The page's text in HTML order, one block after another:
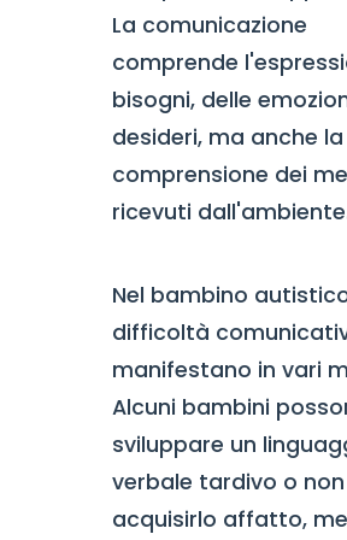
La comunicazione
comprende
bisogni, delle
desideri, ma anche la
comprensione dei
ricevuti
Nel bambino
difficoltà
manifestano in vari
Alcuni bambini
sviluppare un
verbale tardivo o non
acquisirlo affatto,